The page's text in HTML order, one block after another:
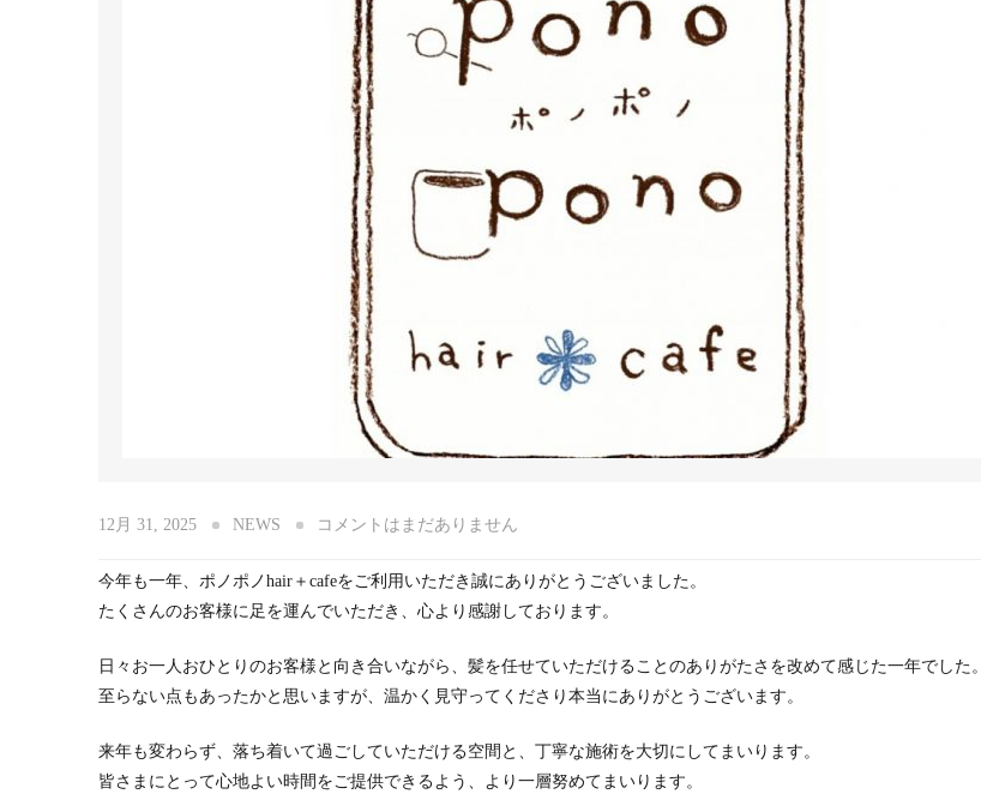
12月 31, 2025 NEWS コメントはまだありません
今年も一年、ポノポノhair＋cafeをご利用いただき誠にありがとうございました。
たくさんのお客様に足を運んでいただき、心より感謝しております。
日々お一人おひとりのお客様と向き合いながら、髪を任せていただけることのありがたさを改めて感じた一年でした。
至らない点もあったかと思いますが、温かく見守ってくださり本当にありがとうございます。
来年も変わらず、落ち着いて過ごしていただける空間と、丁寧な施術を大切にしてまいります。
皆さまにとって心地よい時間をご提供できるよう、より一層努めてまいります。